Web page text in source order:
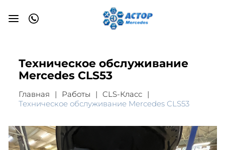
Техническое обслуживание
Mercedes CLS53
Главная Работы
CLS-Класс
Техническое обслуживание Mercedes CLS53